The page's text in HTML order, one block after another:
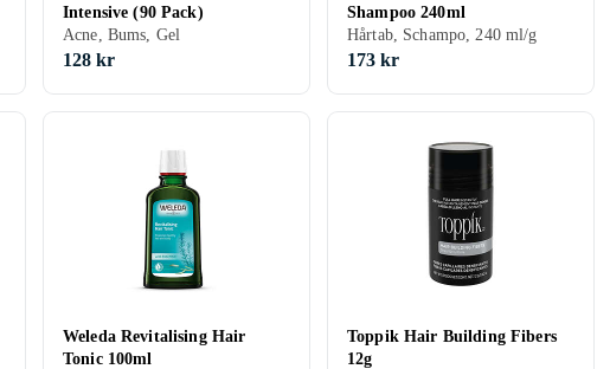
Intensive (90 Pack)
Acne, Bums, Gel
128 kr
Shampoo 240ml
Hårtab, Schampo, 240 ml/g
173 kr
Weleda Revitalising Hair
Tonic 100ml
Toppik Hair Building Fibers
12g